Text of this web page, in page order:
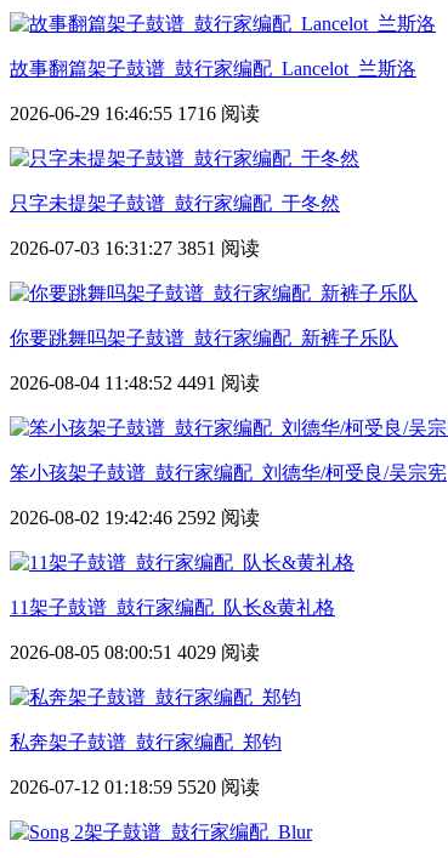
故事翻篇架子鼓谱_鼓行家编配_Lancelot_兰斯洛
2026-06-29 16:46:55 1716 阅读
只字未提架子鼓谱_鼓行家编配_于冬然
2026-07-03 16:31:27 3851 阅读
你要跳舞吗架子鼓谱_鼓行家编配_新裤子乐队
2026-08-04 11:48:52 4491 阅读
笨小孩架子鼓谱_鼓行家编配_刘德华/柯受良/吴宗宪
2026-08-02 19:42:46 2592 阅读
11架子鼓谱_鼓行家编配_队长&黄礼格
2026-08-05 08:00:51 4029 阅读
私奔架子鼓谱_鼓行家编配_郑钧
2026-07-12 01:18:59 5520 阅读